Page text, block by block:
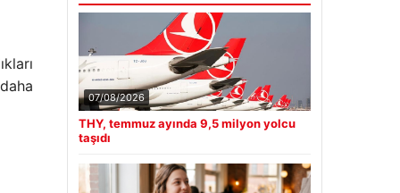
07/08/2026
THY, temmuz ayında 9,5 milyon yolcu
taşıdı